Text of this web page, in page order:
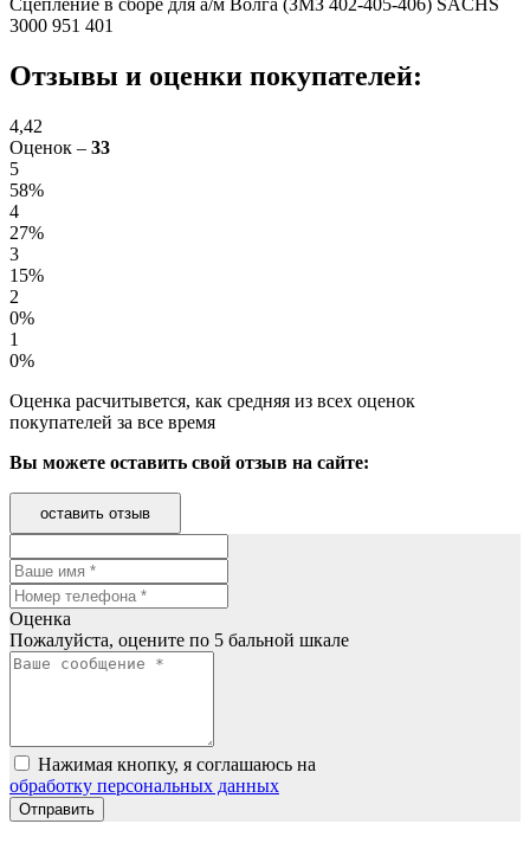
Сцепление в сборе для а/м Волга (ЗМЗ 402-405-406) SACHS
3000 951 401
Отзывы и оценки покупателей:
4,42
Оценок – 33
5
58%
4
27%
3
15%
2
0%
1
0%
Оценка расчитывется, как средняя из всех оценок
покупателей за все время
Вы можете оставить свой отзыв на сайте:
оставить отзыв
Оценка
Пожалуйста, оцените по 5 бальной шкале
Нажимая кнопку, я соглашаюсь на
обработку персональных данных